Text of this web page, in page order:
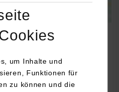
um Inhalte und
Funktionen für
zu können und die